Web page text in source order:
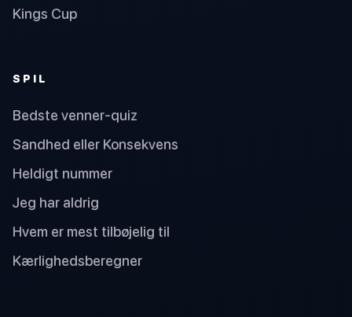
Kings Cup
SPIL
Bedste venner-quiz
Sandhed eller Konsekvens
Heldigt nummer
Jeg har aldrig
Hvem er mest tilbøjelig til
Kærlighedsberegner